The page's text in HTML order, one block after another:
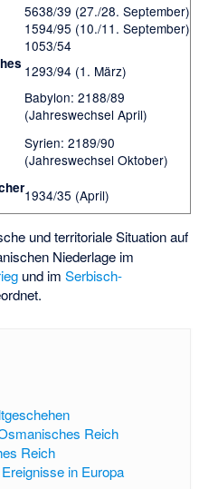
5638/39 (27./28. September)
1594/95 (10./11. September)
1053/54
1293/94 (1. März)
Babylon: 2188/89
(Jahreswechsel April)
Syrien: 2189/90
(Jahreswechsel Oktober)
1934/35 (April)
und territoriale Situation auf
Niederlage im
und imSerbisch-
Reich
Reich
in Europa